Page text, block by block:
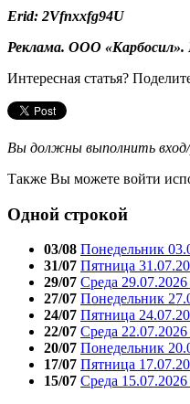
Erid: 2Vfnxxfg94U
Реклама. ООО
Интересная статья?
Вы должны выполнить
Также Вы можете войти
Одной строкой
03/08 Понедельник
31/07 Пятница
29/07 Среда
27/07 Понедельник
24/07 Пятница
22/07 Среда
20/07 Понедельник
17/07 Пятница
15/07 Среда 15.07.2026